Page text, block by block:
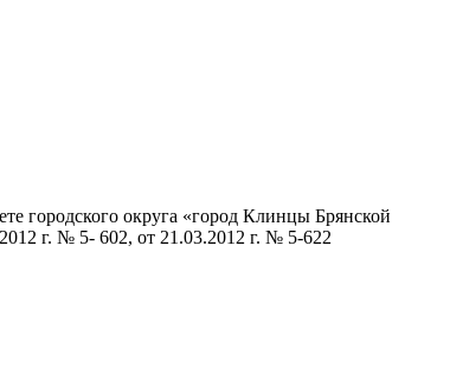
городского округа «город Клинцы Брянской
г. № 5- 602, от 21.03.2012 г. № 5-622